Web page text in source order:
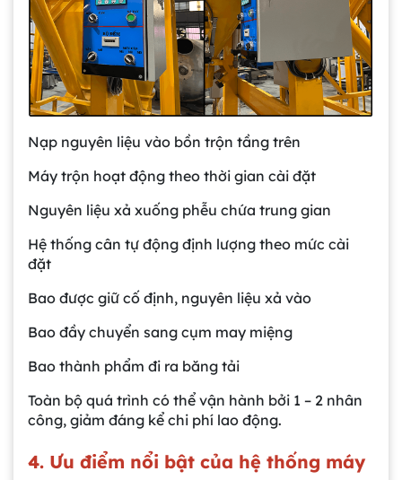
Nạp nguyên liệu vào bồn trộn tầng trên
Máy trộn hoạt động theo thời gian cài đặt
Nguyên liệu xả xuống phễu chứa trung gian
Hệ thống cân tự động định lượng theo mức cài
đặt
Bao được giữ cố định, nguyên liệu xả vào
Bao đầy chuyển sang cụm may miệng
Bao thành phẩm đi ra băng tải
Toàn bộ quá trình có thể vận hành bởi 1 – 2 nhân
công, giảm đáng kể chi phí lao động.
4. Ưu điểm nổi bật của hệ thống máy